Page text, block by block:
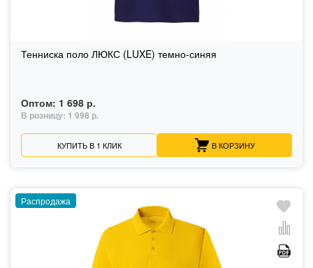
Тенниска поло ЛЮКС (LUXE) темно-синяя
Оптом: 1 698 р.
В розницу: 1 998 р.
КУПИТЬ В 1 КЛИК В КОРЗИНУ
Распродажа